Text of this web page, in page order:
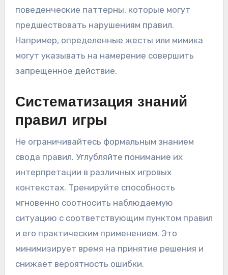
поведенческие паттерны, которые могут
предшествовать нарушениям правил.
Например, определенные жесты или мимика
могут указывать на намерение совершить
запрещенное действие.
Систематизация знаний
правил игры
Не ограничивайтесь формальным знанием
свода правил. Углубляйте понимание их
интерпретации в различных игровых
контекстах. Тренируйте способность
мгновенно соотносить наблюдаемую
ситуацию с соответствующим пунктом правил
и его практическим применением. Это
минимизирует время на принятие решения и
снижает вероятность ошибки.